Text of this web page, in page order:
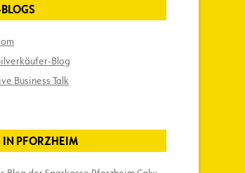
Blog
Business Talk
IN PFORZHEIM